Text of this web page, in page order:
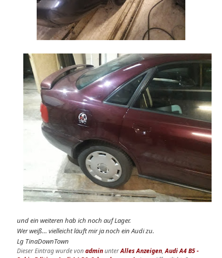
und ein weiteren hab ich noch auf Lager.
Wer weiß… vielleicht läuft mir ja noch ein Audi zu.
Lg TinaDownTown
Dieser Eintrag wurde vonadminunterAlles Anzeigen,Audi A4 B5 -